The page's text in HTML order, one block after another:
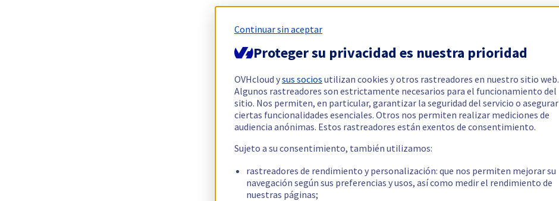
Continuar sin aceptar
Proteger su privacidad es nuestra prioridad
OVHcloud ysus socios utilizan cookies y otros rastreadores en nuestro sitio web.
Algunos rastreadores son estrictamente necesarios para el funcionamiento del
sitio. Nos permiten, en particular, garantizar la seguridad del servicio o asegurar
ciertas funcionalidades esenciales. Otros nos permiten realizar mediciones de
audiencia anónimas. Estos rastreadores están exentos de consentimiento.
Sujeto a su consentimiento, también utilizamos:
rastreadores de rendimiento y personalización: que nos permiten mejorar su
navegación según sus preferencias y usos, así como medir el rendimiento de
nuestras páginas;